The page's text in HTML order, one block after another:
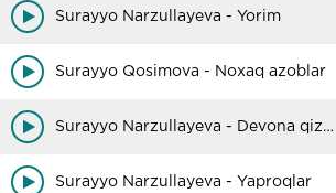
Surayyo Narzullayeva - Yorim
Surayyo Qosimova - Noxaq azoblar
Surayyo Narzullayeva - Devona qizman
Surayyo Narzullayeva - Yaproqlar